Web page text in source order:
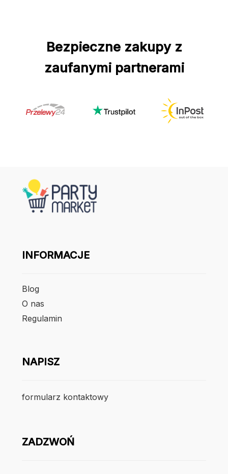
Bezpieczne zakupy z
zaufanymi partnerami
INFORMACJE
Blog
O nas
Regulamin
NAPISZ
formularz kontaktowy
ZADZWOŃ